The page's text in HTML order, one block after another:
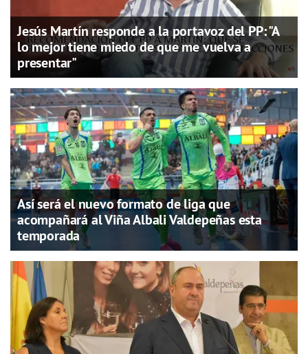
Jesús Martín responde a la portavoz del PP: "A
lo mejor tiene miedo de que me vuelva a
presentar"
Así será el nuevo formato de liga que
acompañará al Viña Albali Valdepeñas esta
temporada